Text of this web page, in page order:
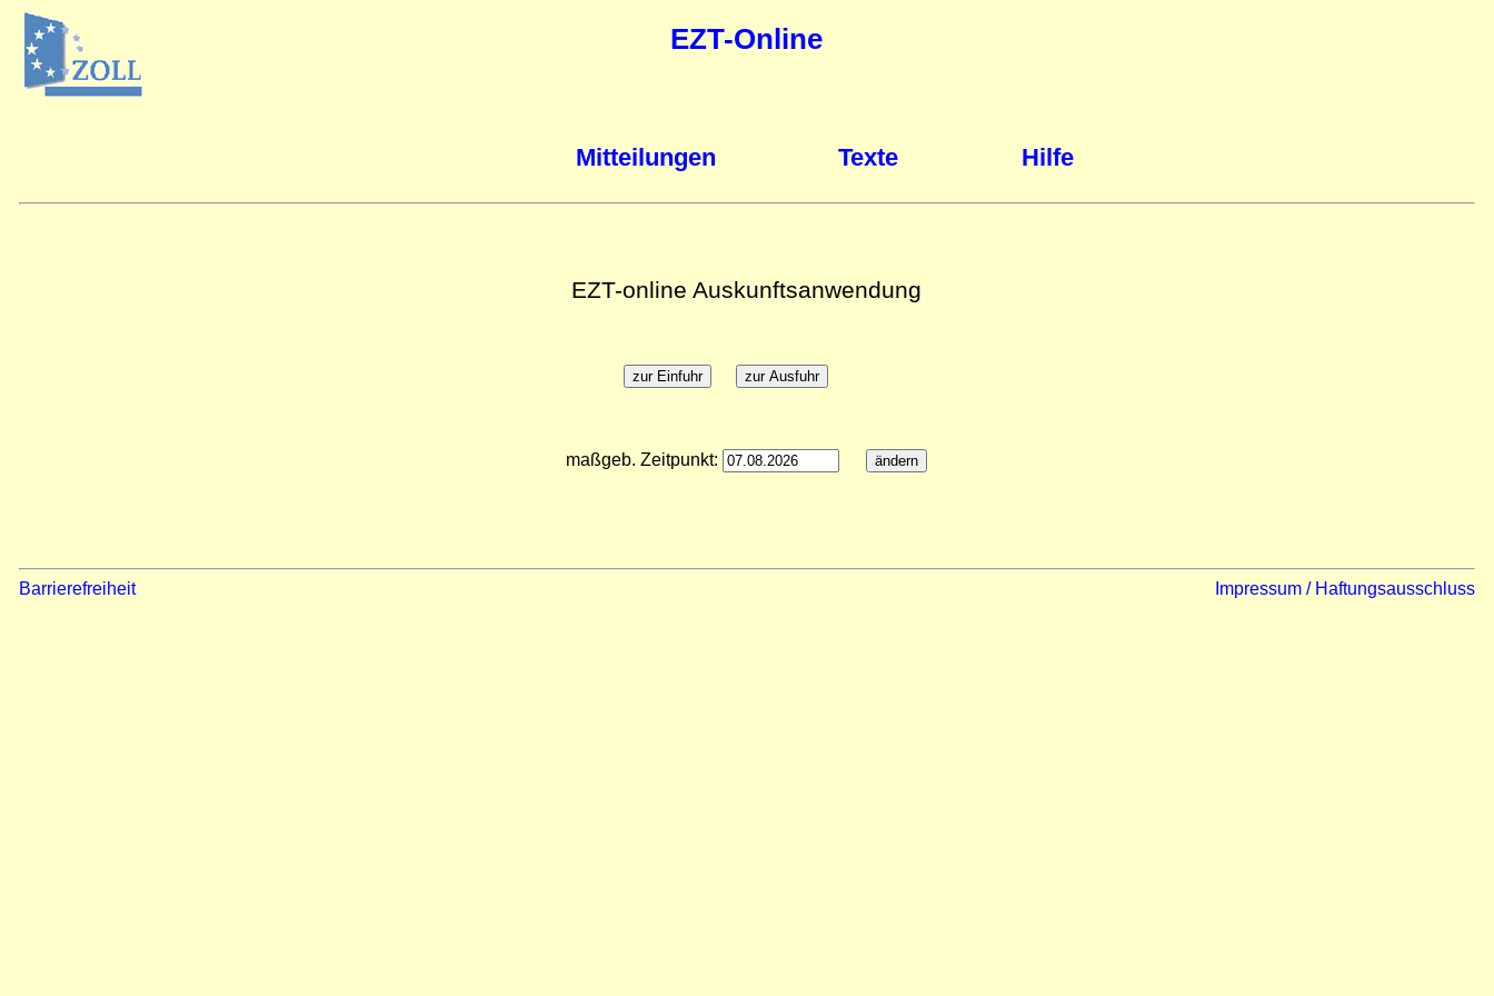
EZT-Online
Mitteilungen Texte Hilfe
EZT-online Auskunftsanwendung
maßgeb. Zeitpunkt:
Barrierefreiheit Impressum / Haftungsausschluss